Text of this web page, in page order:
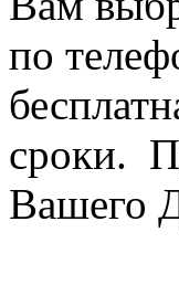
по
сроки.
Вашего